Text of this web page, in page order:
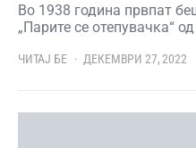
Во 1938 година првпат
„Парите се отепувачка“
ЧИТАЈ БЕ ДЕКЕМВРИ 27, 2022